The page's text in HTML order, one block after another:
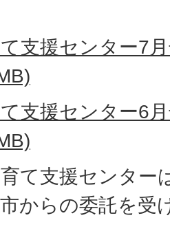
支援センター7
支援センター6
て支援センター
からの委託を受